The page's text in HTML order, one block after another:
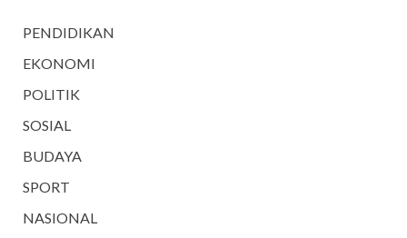
PENDIDIKAN
EKONOMI
POLITIK
SOSIAL
BUDAYA
SPORT
NASIONAL